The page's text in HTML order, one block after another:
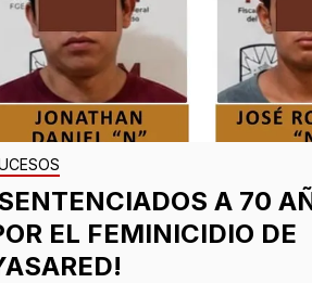
A 70
EL FEMINICIDIO DE